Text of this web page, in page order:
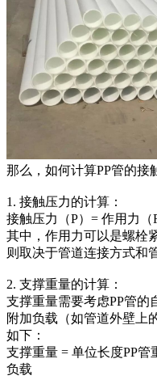
那么，如何计算PP管的接
1. 接触压力的计算：
接触压力（P）= 作用力（
其中，作用力可以是螺栓
则取决于管道连接方式和
2. 支撑重量的计算：
支撑重量需要考虑PP管的
附加负载（如管道外壁上
如下：
支撑重量 = 单位长度PP
负载